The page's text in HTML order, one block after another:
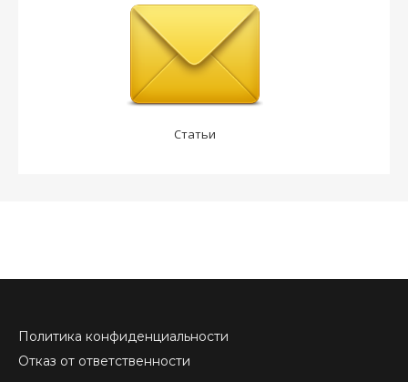
Статьи
Политика конфиденциальности
Отказ от ответственности